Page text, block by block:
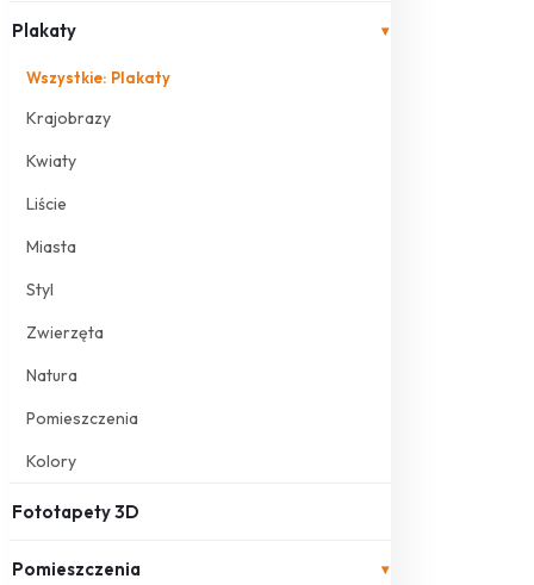
Plakaty ▾
Wszystkie: Plakaty
Krajobrazy
Kwiaty
Liście
Miasta
Styl
Zwierzęta
Natura
Pomieszczenia
Kolory
Fototapety 3D
Pomieszczenia ▾